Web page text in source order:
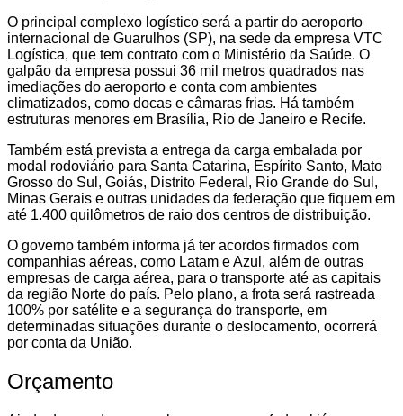
O principal complexo logístico será a partir do aeroporto
internacional de Guarulhos (SP), na sede da empresa VTC
Logística, que tem contrato com o Ministério da Saúde. O
galpão da empresa possui 36 mil metros quadrados nas
imediações do aeroporto e conta com ambientes
climatizados, como docas e câmaras frias. Há também
estruturas menores em Brasília, Rio de Janeiro e Recife.
Também está prevista a entrega da carga embalada por
modal rodoviário para Santa Catarina, Espírito Santo, Mato
Grosso do Sul, Goiás, Distrito Federal, Rio Grande do Sul,
Minas Gerais e outras unidades da federação que fiquem em
até 1.400 quilômetros de raio dos centros de distribuição.
O governo também informa já ter acordos firmados com
companhias aéreas, como Latam e Azul, além de outras
empresas de carga aérea, para o transporte até as capitais
da região Norte do país. Pelo plano, a frota será rastreada
100% por satélite e a segurança do transporte, em
determinadas situações durante o deslocamento, ocorrerá
por conta da União.
Orçamento